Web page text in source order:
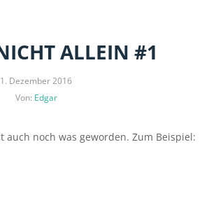
ALLEIN #1
1. Dezember 2016
Von: Edgar
noch was geworden. Zum Beispiel: